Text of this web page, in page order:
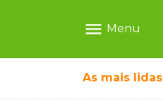
menu Menu
As mais lidas
ganhar dia oficial em MS